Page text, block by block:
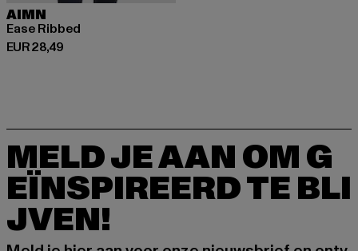
AIMN
Ease Ribbed
EUR 28,49
Huidige prijs: EUR 28,49
MELD JE AAN OM G
EÏNSPIREERD TE BLI
JVEN!